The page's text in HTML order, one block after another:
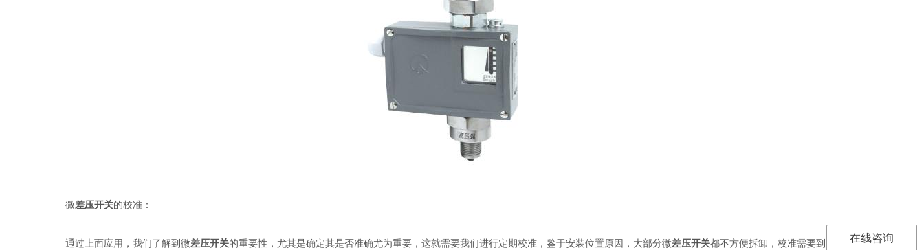
微差压开关的校准：
通过上面应用，我们了解到微差压开关的重要性，尤其是确定其是否准确尤为重要，这就需要我们进行定期校准，鉴于安装位置原因，大部分微差压开关都不方便拆卸，校准需要到现场进行。
在线咨询